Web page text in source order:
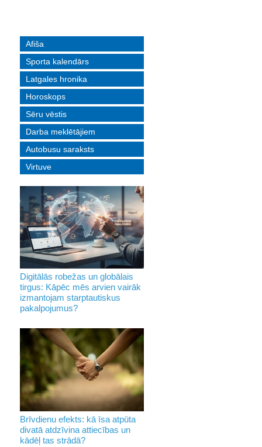
Afiša
Sporta kalendārs
Latgales hronika
Horoskops
Sēru vēstis
Darba meklētājiem
Autobusu saraksts
Virtuve
Digitālās robežas un globālais
tirgus: Kāpēc mēs arvien vairāk
izmantojam starptautiskus
pakalpojumus?
Brīvdienu efekts: kā īsa atpūta
divatā atdzīvina attiecības un
kādēļ tas strādā?